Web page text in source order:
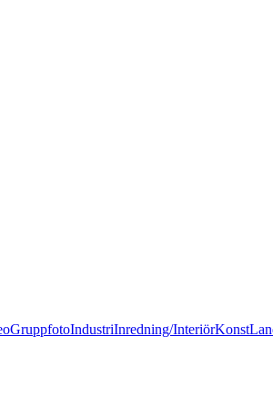
GruppfotoIndustriInredning/InteriörKonst